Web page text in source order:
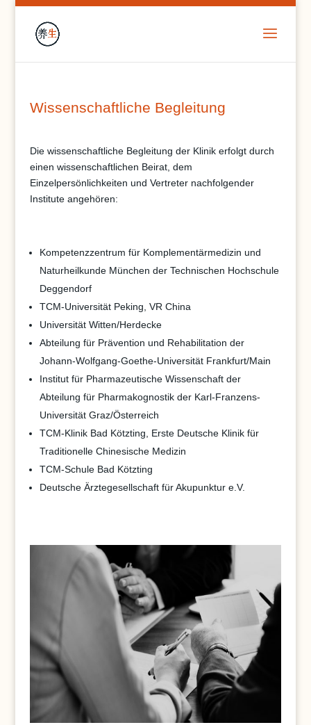
Wissenschaftliche Begleitung
Die wissenschaftliche Begleitung der Klinik erfolgt durch
einen wissenschaftlichen Beirat, dem
Einzelpersönlichkeiten und Vertreter nachfolgender
Institute angehören:
Kompetenzzentrum für Komplementärmedizin und
Naturheilkunde München der Technischen Hochschule
Deggendorf
TCM-Universität Peking, VR China
Universität Witten/Herdecke
Abteilung für Prävention und Rehabilitation der
Johann-Wolfgang-Goethe-Universität Frankfurt/Main
Institut für Pharmazeutische Wissenschaft der
Abteilung für Pharmakognostik der Karl-Franzens-
Universität Graz/Österreich
TCM-Klinik Bad Kötzting, Erste Deutsche Klinik für
Traditionelle Chinesische Medizin
TCM-Schule Bad Kötzting
Deutsche Ärztegesellschaft für Akupunktur e.V.